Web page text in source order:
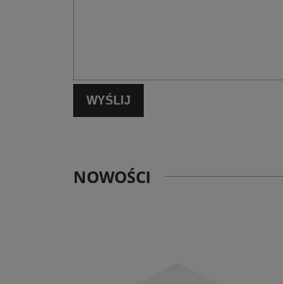
WYŚLIJ
NOWOŚCI